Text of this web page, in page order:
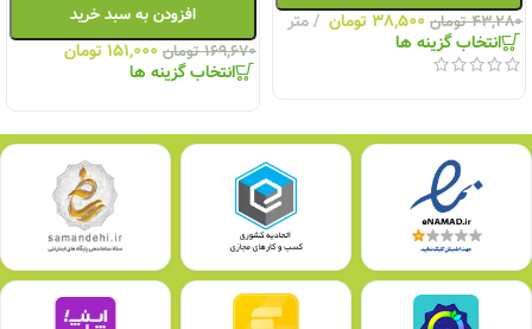
۴۳,۲۸۰ تومان ۳۸,۵۰۰ تومان متر
انتخاب گزینه ها
افزودن به سبد خرید
۱۶۹,۶۷۰ تومان ۱۵۱,۰۰۰ تومان
انتخاب گزینه ها